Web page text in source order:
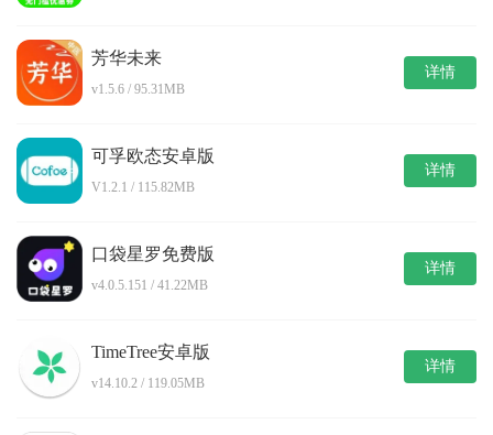
芳华未来
v1.5.6 / 95.31MB
详情
可孚欧态安卓版
V1.2.1 / 115.82MB
详情
口袋星罗免费版
v4.0.5.151 / 41.22MB
详情
TimeTree安卓版
v14.10.2 / 119.05MB
详情